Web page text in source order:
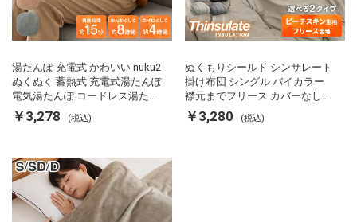
湯たんぽ 充電式 かわいい nuku2
ぬくぬく 蓄熱式 充電式湯たんぽ
電気湯たんぽ コードレス湯たん
ぽ エコ 節電 節約 省エネ 充電式
エコ電気あんか EWT-2143 スリ
￥3,278 (税込)
ぬくもりシールド シンサレート
掛け布団 シングル バイカラー
襟元までフリース カバーなしで
使える 軽い 丸洗い 断熱 保温 抗
菌防臭 洗える 防ダニ 軽量 ホコ
￥3,280 (税込)